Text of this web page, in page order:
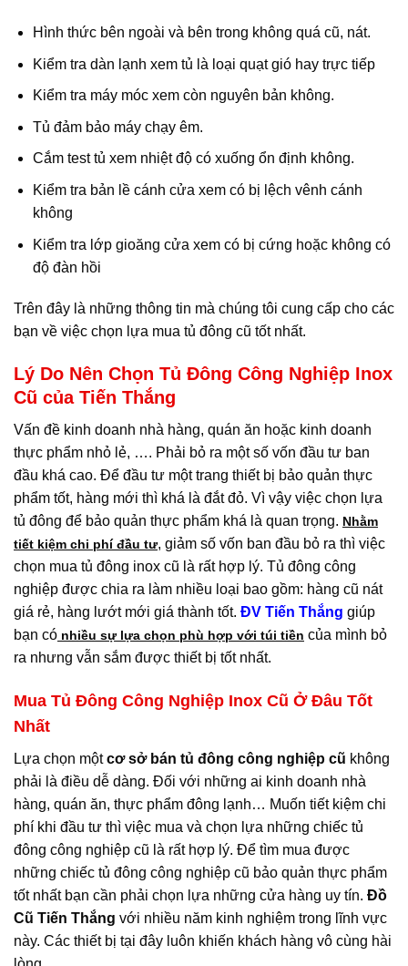
Hình thức bên ngoài và bên trong không quá cũ, nát.
Kiểm tra dàn lạnh xem tủ là loại quạt gió hay trực tiếp
Kiểm tra máy móc xem còn nguyên bản không.
Tủ đảm bảo máy chạy êm.
Cắm test tủ xem nhiệt độ có xuống ổn định không.
Kiểm tra bản lề cánh cửa xem có bị lệch vênh cánh
không
Kiểm tra lớp gioăng cửa xem có bị cứng hoặc không có
độ đàn hồi
Trên đây là những thông tin mà chúng tôi cung cấp cho các
bạn về việc chọn lựa mua tủ đông cũ tốt nhất.
Lý Do Nên Chọn Tủ Đông Công Nghiệp Inox
Cũ của Tiến Thắng
Vấn đề kinh doanh nhà hàng, quán ăn hoặc kinh doanh
thực phẩm nhỏ lẻ, …. Phải bỏ ra một số vốn đầu tư ban
đầu khá cao. Để đầu tư một trang thiết bị bảo quản thực
phẩm tốt, hàng mới thì khá là đắt đỏ. Vì vậy việc chọn lựa
tủ đông để bảo quản thực phẩm khá là quan trọng. Nhằm
tiết kiệm chi phí đầu tư, giảm số vốn ban đầu bỏ ra thì việc
chọn mua tủ đông inox cũ là rất hợp lý. Tủ đông công
nghiệp được chia ra làm nhiều loại bao gồm: hàng cũ nát
giá rẻ, hàng lướt mới giá thành tốt. ĐV Tiến Thắng giúp
bạn có nhiều sự lựa chọn phù hợp với túi tiền của mình bỏ
ra nhưng vẫn sắm được thiết bị tốt nhất.
Mua Tủ Đông Công Nghiệp Inox Cũ Ở Đâu Tốt
Nhất
Lựa chọn mộtcơ sở bán tủ đông công nghiệp cũ không
phải là điều dễ dàng. Đối với những ai kinh doanh nhà
hàng, quán ăn, thực phẩm đông lạnh… Muốn tiết kiệm chi
phí khi đầu tư thì việc mua và chọn lựa những chiếc tủ
đông công nghiệp cũ là rất hợp lý. Để tìm mua được
những chiếc tủ đông công nghiệp cũ bảo quản thực phẩm
tốt nhất bạn cần phải chọn lựa những cửa hàng uy tín. Đồ
Cũ Tiến Thắng với nhiều năm kinh nghiệm trong lĩnh vực
này. Các thiết bị tại đây luôn khiến khách hàng vô cùng hài